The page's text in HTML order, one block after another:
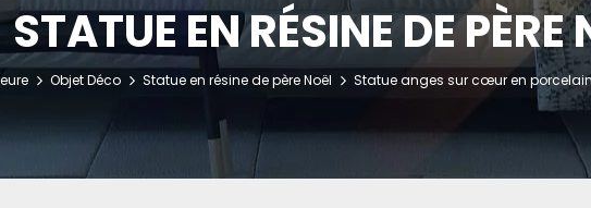
STATUE EN RÉSINE DE PÈRE
Objet Déco Statue en résine de père Noël Statue anges sur cœur en